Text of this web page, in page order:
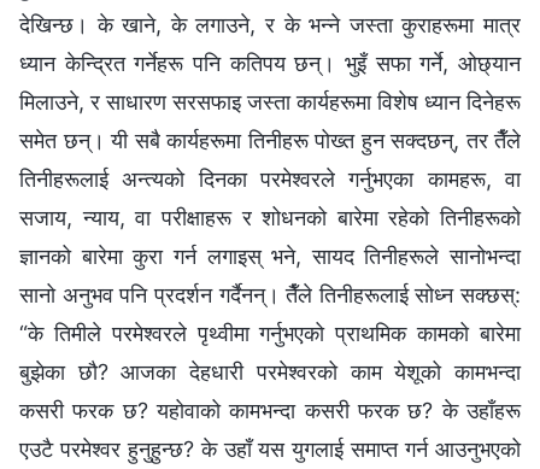
देखिन्छ। के खाने, के लगाउने, र के भन्‍ने जस्ता कुराहरूमा मात्र
ध्यान केन्द्रित गर्नेहरू पनि कतिपय छन्। भुइँ सफा गर्ने, ओछ्यान
मिलाउने, र साधारण सरसफाइ जस्ता कार्यहरूमा विशेष ध्यान दिनेहरू
समेत छन्। यी सबै कार्यहरूमा तिनीहरू पोख्त हुन सक्दछन्, तर तैँले
तिनीहरूलाई अन्त्यको दिनका परमेश्‍वरले गर्नुभएका कामहरू, वा
सजाय, न्याय, वा परीक्षाहरू र शोधनको बारेमा रहेको तिनीहरूको
ज्ञानको बारेमा कुरा गर्न लगाइस् भने, सायद तिनीहरूले सानोभन्दा
सानो अनुभव पनि प्रदर्शन गर्दैनन्। तैँले तिनीहरूलाई सोध्न सक्छस्:
“के तिमीले परमेश्‍वरले पृथ्वीमा गर्नुभएको प्राथमिक कामको बारेमा
बुझेका छौ? आजका देहधारी परमेश्‍वरको काम येशूको कामभन्दा
कसरी फरक छ? यहोवाको कामभन्दा कसरी फरक छ? के उहाँहरू
एउटै परमेश्‍वर हुनुहुन्छ? के उहाँ यस युगलाई समाप्त गर्न आउनुभएको